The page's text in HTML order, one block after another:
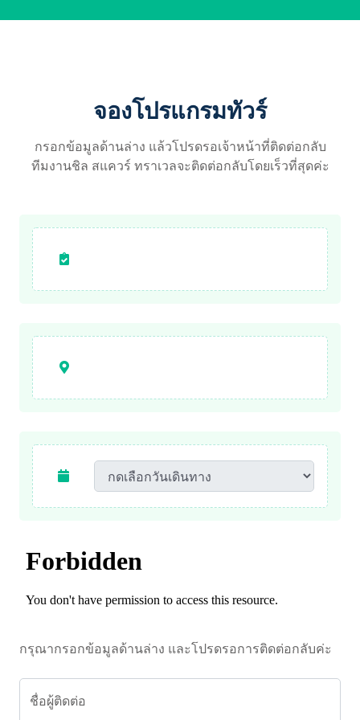
จองโปรแกรมทัวร์
กรอกข้อมูลด้านล่าง แล้วโปรดรอเจ้าหน้าที่ติดต่อกลับ
ทีมงานชิล สแควร์ ทราเวลจะติดต่อกลับโดยเร็วที่สุดค่ะ
กรุณากรอกข้อมูลด้านล่าง และโปรดรอการติดต่อกลับค่ะ
ชื่อผู้ติดต่อ